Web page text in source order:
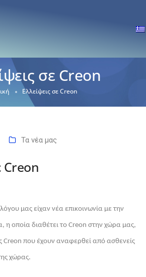
σε Creon
Ελλείψεις σε Creon
Τα νέα μας
Creon
μας είχαν νέα επικοινωνία με την
η οποία διαθέτει το Creon στην χώρα μας,
Creon που έχουν αναφερθεί από ασθενείς
χώρας.